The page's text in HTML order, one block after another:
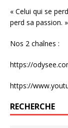
« Celui qui se
perd sa passion. »
Nos 2 chaînes :
https://
https://
RECHERCHE